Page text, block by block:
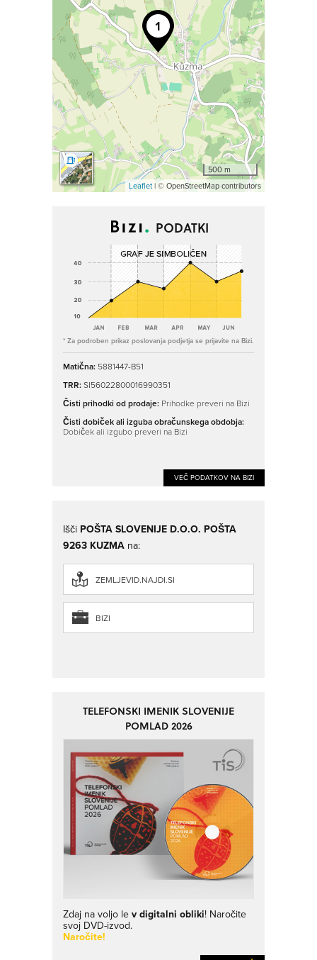
500 m
Leaflet| © OpenStreetMap contributors
PODATKI
* Za podroben prikaz poslovanja podjetja se prijavite na Bizi.
Matična: 5881447-B51
TRR:SI56022800016990351
Čisti prihodki od prodaje: Prihodke preveri na Bizi
Čisti dobiček ali izguba obračunskega obdobja:
Dobiček ali izgubo preveri na Bizi
VEČ PODATKOV NA BIZI
Išči POŠTA SLOVENIJE D.O.O. POŠTA
9263 KUZMA na:
ZEMLJEVID.NAJDI.SI
BIZI
TELEFONSKI IMENIK SLOVENIJE
POMLAD 2026
Zdaj na voljo lev digitalni obliki! Naročite
svoj DVD-izvod.
Naročite!